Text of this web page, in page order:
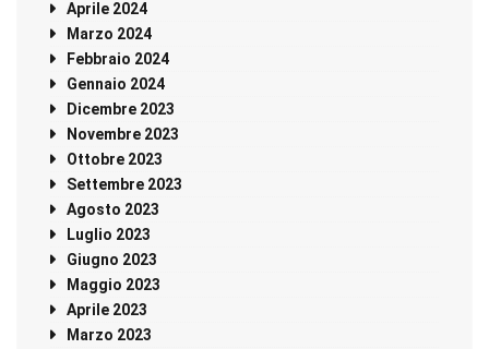
Aprile 2024
Marzo 2024
Febbraio 2024
Gennaio 2024
Dicembre 2023
Novembre 2023
Ottobre 2023
Settembre 2023
Agosto 2023
Luglio 2023
Giugno 2023
Maggio 2023
Aprile 2023
Marzo 2023